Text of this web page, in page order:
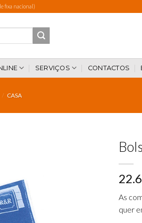
fixa nacional)
SERVIÇOS CONTACTOS
/ CASA
As
quer